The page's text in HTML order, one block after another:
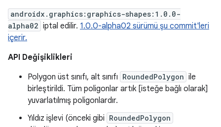
androidx.graphics:graphics-shapes:1.0.0-
alpha02 iptal edilir. 1.0.0-alpha02 sürümü şu commit'leri
içerir.
API Değişiklikleri
Polygon üst sınıfı, alt sınıfı RoundedPolygon ile
birleştirildi. Tüm poligonlar artık [isteğe bağlı olarak]
yuvarlatılmış poligonlardır.
Yıldız işlevi (önceki gibi RoundedPolygon